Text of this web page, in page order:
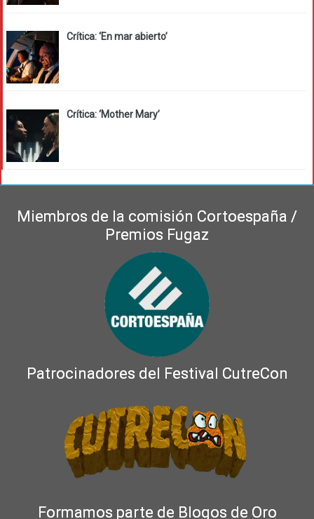
Crítica: ‘En mar abierto’
Crítica: ‘Mother Mary’
Miembros de la comisión Cortoespaña /
Premios Fugaz
Patrocinadores del Festival CutreCon
Formamos parte de Blogos de Oro